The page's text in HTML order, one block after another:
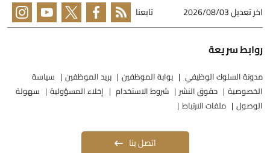
اخر تعديل2026/08/03 تابعنا
روابط سريعة
مدونة السلوك الوظيفي بوابة الموظفين بريد الموظفين
سياسة
الخصوصية
حقوق النشر شروط الاستخدام إخلاء المسؤولية
سهولة
الوصول
ملفات الارتباط
اتصل بنا